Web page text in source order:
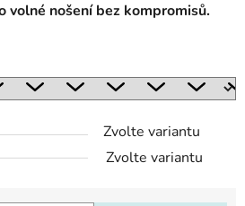
volné nošení bez kompromisů.
Zvolte variantu
Zvolte variantu